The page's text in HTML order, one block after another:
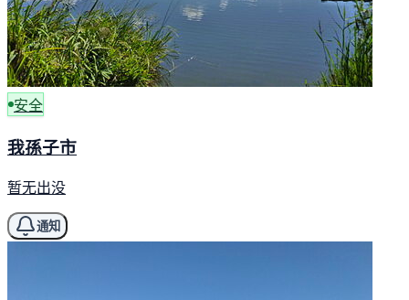
安全
我孫子市
暂无出没
通知